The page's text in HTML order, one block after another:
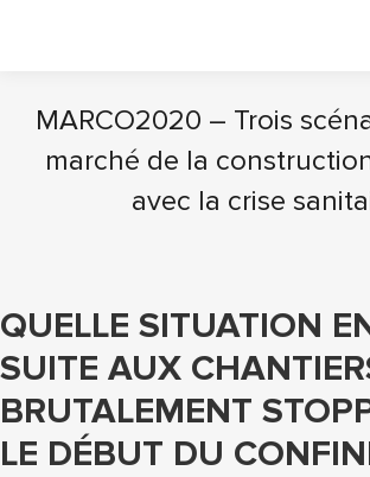
MARCO2020 – Trois
marché de la
avec la crise
QUELLE SITUATION
SUITE AUX
BRUTALEMENT
LE DÉBUT DU